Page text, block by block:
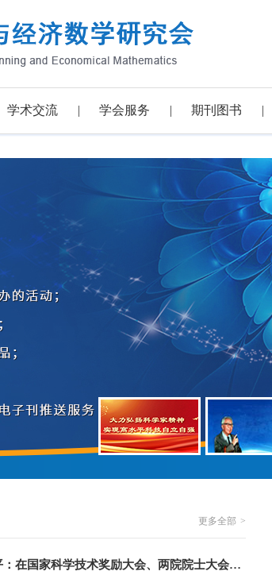
学术交流 学会服务 期刊图书
更多全部
习近平：在国家科学技术奖励大会、两院院士大会、中国科协第十一次全国代表大会上的讲话